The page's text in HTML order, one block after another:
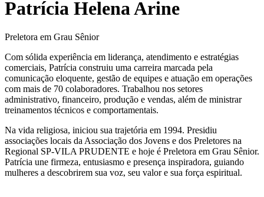
Patrícia Helena Arine
Preletora em Grau Sênior
Com sólida experiência em liderança, atendimento e estratégias
comerciais, Patrícia construiu uma carreira marcada pela
comunicação eloquente, gestão de equipes e atuação em operações
com mais de 70 colaboradores. Trabalhou nos setores
administrativo, financeiro, produção e vendas, além de ministrar
treinamentos técnicos e comportamentais.
Na vida religiosa, iniciou sua trajetória em 1994. Presidiu
associações locais da Associação dos Jovens e dos Preletores na
Regional SP-VILA PRUDENTE e hoje é Preletora em Grau Sênior.
Patrícia une firmeza, entusiasmo e presença inspiradora, guiando
mulheres a descobrirem sua voz, seu valor e sua força espiritual.